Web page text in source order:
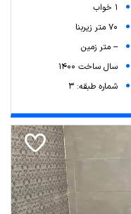
1 خواب
70 متر زیربنا
-- متر زمین
سال ساخت 1400
شماره طبقه: 3